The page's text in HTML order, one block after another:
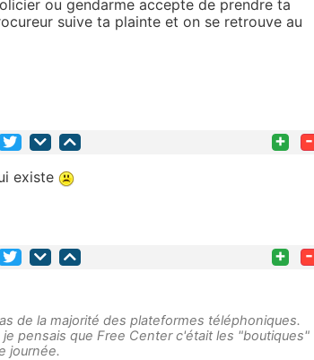
ou gendarme accepte de prendre ta
suive ta plainte et on se retrouve au
+ -
existe
+ -
de la majorité des plateformes téléphoniques.
pensais que Free Center c'était les "boutiques"
journée.